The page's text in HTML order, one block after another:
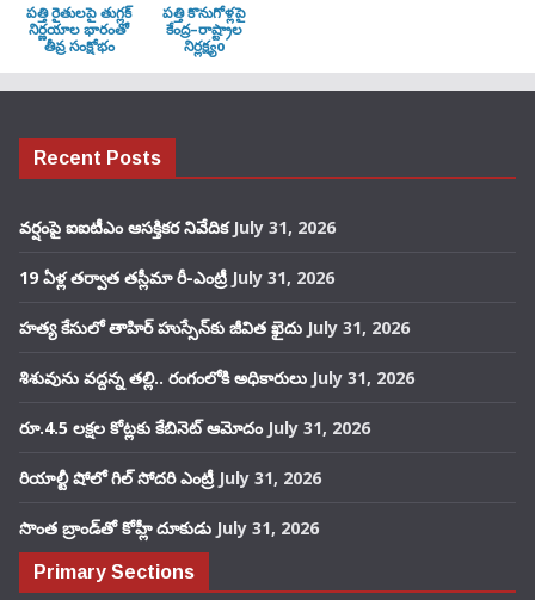
పత్తి రైతులపై తుగ్లక్‌
నిర్ణయాల భారంతో
తీవ్ర సంక్షోభం
పత్తి కొనుగోళ్లపై
కేంద్ర–రాష్ట్రాల
నిర్లక్ష్యo
Recent Posts
వర్షంపై ఐఐటీఎం ఆసక్తికర నివేదిక July 31, 2026
19 ఏళ్ల తర్వాత తస్లీమా రీ-ఎంట్రీ July 31, 2026
హత్య కేసులో తాహిర్ హుస్సేన్‌కు జీవిత ఖైదు July 31, 2026
శిశువును వద్దన్న తల్లి.. రంగంలోకి అధికారులు July 31, 2026
రూ.4.5 లక్షల కోట్లకు కేబినెట్ ఆమోదం July 31, 2026
రియాల్టీ షోలో గిల్ సోదరి ఎంట్రీ July 31, 2026
సొంత బ్రాండ్‌తో కోహ్లీ దూకుడు July 31, 2026
Primary Sections